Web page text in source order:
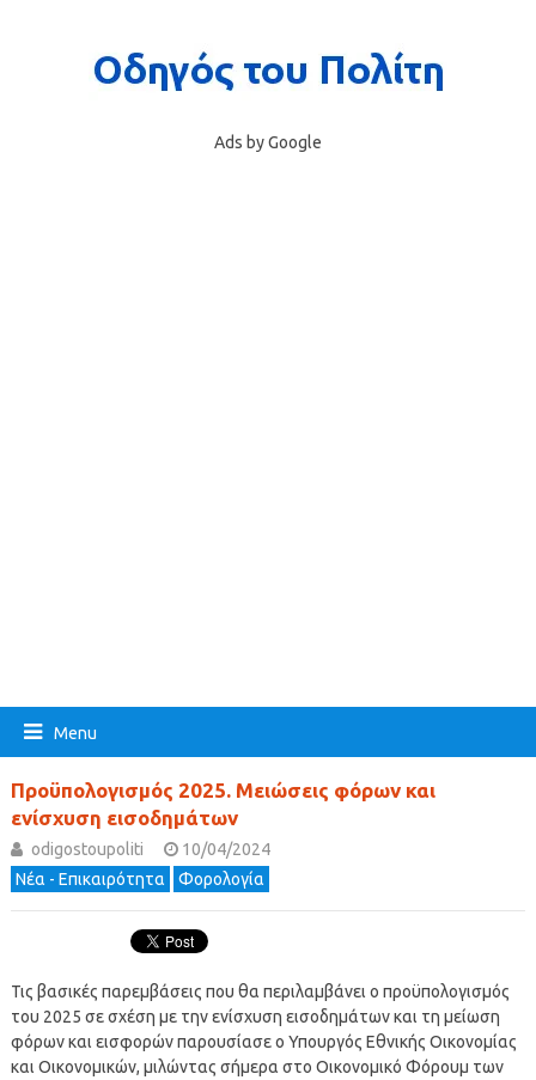
Ads by Google
Menu
Προϋπολογισμός 2025. Μειώσεις φόρων και
ενίσχυση εισοδημάτων
odigostoupoliti
10/04/2024
Νέα - Επικαιρότητα
Φορολογία
Τις βασικές παρεμβάσεις που θα περιλαμβάνει ο προϋπολογισμός
του 2025 σε σχέση με την ενίσχυση εισοδημάτων και τη μείωση
φόρων και εισφορών παρουσίασε ο Υπουργός Εθνικής Οικονομίας
και Οικονομικών, μιλώντας σήμερα στο Οικονομικό Φόρουμ των